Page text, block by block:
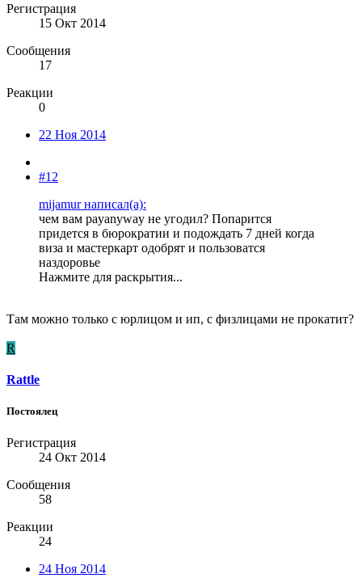
Регистрация
15 Окт 2014
Сообщения
17
Реакции
0
22 Ноя 2014
#12
mijamur написал(а):
чем вам payanyway не угодил? Попарится
придется в бюрократии и подождать 7 дней когда
виза и мастеркарт одобрят и пользоватся
наздоровье
Нажмите для раскрытия...
Там можно только с юрлицом и ип, с физлицами не прокатит?
R
Rattle
Постоялец
Регистрация
24 Окт 2014
Сообщения
58
Реакции
24
24 Ноя 2014